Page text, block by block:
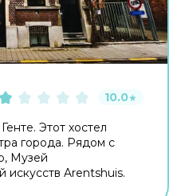
10.0★
Этот хостел
города. Рядом с
Музей
искусств Arentshuis.
для